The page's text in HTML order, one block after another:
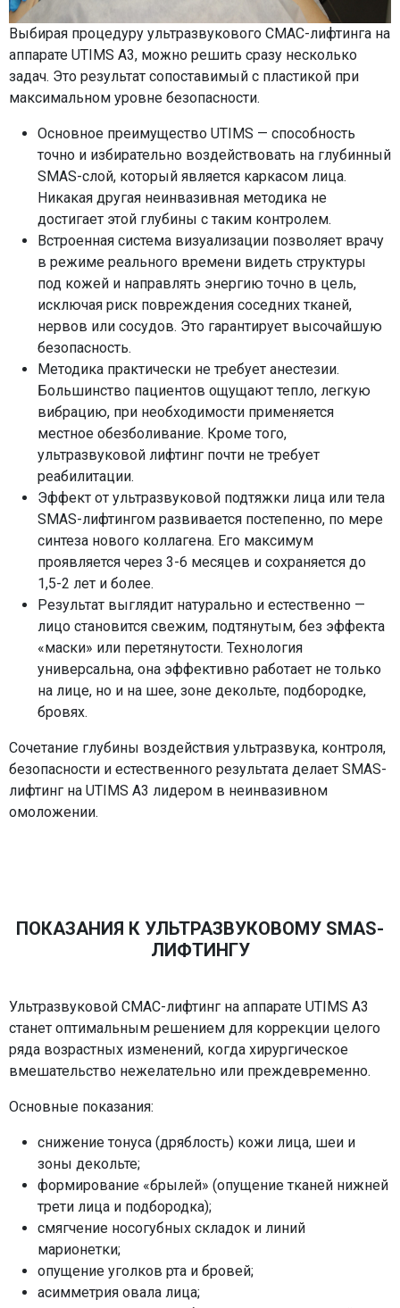
Выбирая процедуру ультразвукового СМАС-лифтинга на
аппарате UTIMS A3, можно решить сразу несколько
задач. Это результат сопоставимый с пластикой при
максимальном уровне безопасности.
Основное преимущество UTIMS — способность
точно и избирательно воздействовать на глубинный
SMAS-слой, который является каркасом лица.
Никакая другая неинвазивная методика не
достигает этой глубины с таким контролем.
Встроенная система визуализации позволяет врачу
в режиме реального времени видеть структуры
под кожей и направлять энергию точно в цель,
исключая риск повреждения соседних тканей,
нервов или сосудов. Это гарантирует высочайшую
безопасность.
Методика практически не требует анестезии.
Большинство пациентов ощущают тепло, легкую
вибрацию, при необходимости применяется
местное обезболивание. Кроме того,
ультразвуковой лифтинг почти не требует
реабилитации.
Эффект от ультразвуковой подтяжки лица или тела
SMAS-лифтингом развивается постепенно, по мере
синтеза нового коллагена. Его максимум
проявляется через 3-6 месяцев и сохраняется до
1,5-2 лет и более.
Результат выглядит натурально и естественно —
лицо становится свежим, подтянутым, без эффекта
«маски» или перетянутости. Технология
универсальна, она эффективно работает не только
на лице, но и на шее, зоне декольте, подбородке,
бровях.
Сочетание глубины воздействия ультразвука, контроля,
безопасности и естественного результата делает SMAS-
лифтинг на UTIMS A3 лидером в неинвазивном
омоложении.
ПОКАЗАНИЯ К УЛЬТРАЗВУКОВОМУ SMAS-
ЛИФТИНГУ
Ультразвуковой СМАС-лифтинг на аппарате UTIMS A3
станет оптимальным решением для коррекции целого
ряда возрастных изменений, когда хирургическое
вмешательство нежелательно или преждевременно.
Основные показания:
снижение тонуса (дряблость) кожи лица, шеи и
зоны декольте;
формирование «брылей» (опущение тканей нижней
трети лица и подбородка);
смягчение носогубных складок и линий
марионетки;
опущение уголков рта и бровей;
асимметрия овала лица;